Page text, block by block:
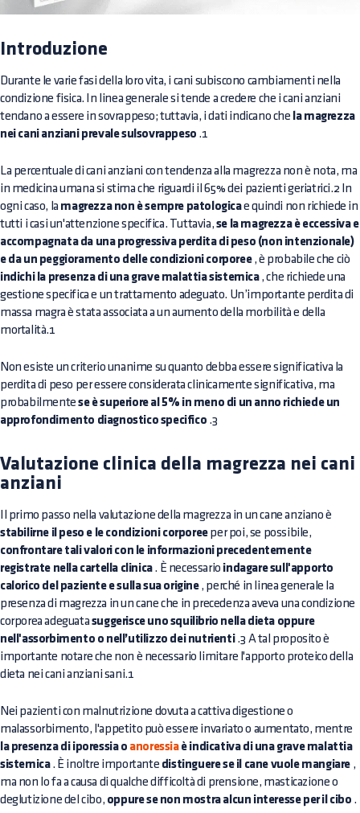
Introduzione
Durante le varie fasi della loro vita, i cani subiscono cambiamenti nella
condizione fisica. In linea generale si tende a credere che i cani anziani
tendano a essere in sovrappeso; tuttavia, i dati indicano che la magrezza
nei cani anziani prevale sulsovrappeso .1
La percentuale di cani anziani con tendenza alla magrezza non è nota, ma
in medicina umana si stima che riguardi il 65% dei pazienti geriatrici.2 In
ogni caso, la magrezza non è sempre patologicae quindi non richiede in
tutti i casi un'attenzione specifica. Tuttavia, se la magrezza è eccessiva e
accompagnata da una progressiva perdita di peso (non intenzionale)
e da un peggioramento delle condizioni corporee, è probabile che ciò
indichi la presenza di una grave malattia sistemica, che richiede una
gestione specifica e un trattamento adeguato. Un’importante perdita di
massa magra è stata associata a un aumento della morbilità e della
mortalità.1
Non esiste un criterio unanime su quanto debba essere significativa la
perdita di peso per essere considerata clinicamente significativa, ma
probabilmentese è superiore al 5% in meno di un anno richiede un
approfondimento diagnostico specifico .3
Valutazione clinica della magrezza nei cani
anziani
Il primo passo nella valutazione della magrezza in un cane anziano è
stabilirne il peso e le condizioni corporeeper poi, se possibile,
confrontare tali valori con le informazioni precedentemente
registrate nella cartella clinica. È necessario indagare sull'apporto
calorico del paziente e sulla sua origine, perché in linea generale la
presenza di magrezza in un cane che in precedenza aveva una condizione
corporea adeguata suggerisce uno squilibrio nella dieta oppure
nell'assorbimento o nell’utilizzo dei nutrienti.3 A tal proposito è
importante notare che non è necessario limitare l'apporto proteico della
dieta nei cani anziani sani.1
Nei pazienti con malnutrizione dovuta a cattiva digestione o
malassorbimento, l'appetito può essere invariato o aumentato, mentre
la presenza di iporessia o anoressiaè indicativa di una grave malattia
sistemica. È inoltre importante distinguere se il cane vuole mangiare ,
ma non lo fa a causa di qualche difficoltà di prensione, masticazione o
deglutizione del cibo, oppure se non mostra alcun interesse per il cibo .